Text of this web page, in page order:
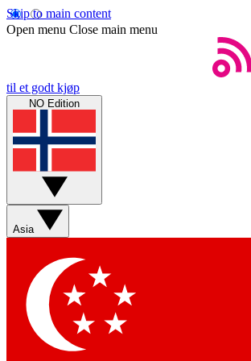
Skip to main content
Open menu Close main menu
til et godt kjøp
NO Edition
Asia